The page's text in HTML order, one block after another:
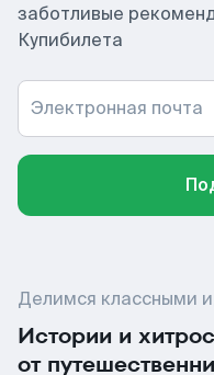
заботливые
Купибилета
Электронная почта
Делимся классными
Истории и
от